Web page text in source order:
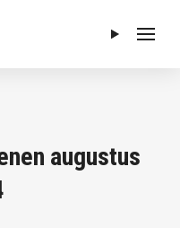
Menu
augustus